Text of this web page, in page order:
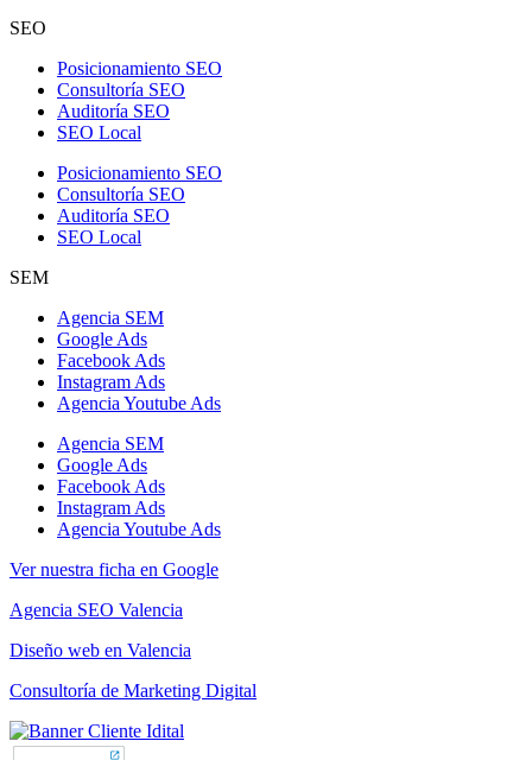
SEO
Posicionamiento SEO
Consultoría SEO
Auditoría SEO
SEO Local
Posicionamiento SEO
Consultoría SEO
Auditoría SEO
SEO Local
SEM
Agencia SEM
Google Ads
Facebook Ads
Instagram Ads
Agencia Youtube Ads
Agencia SEM
Google Ads
Facebook Ads
Instagram Ads
Agencia Youtube Ads
Ver nuestra ficha en Google
Agencia SEO Valencia
Diseño web en Valencia
Consultoría de Marketing Digital